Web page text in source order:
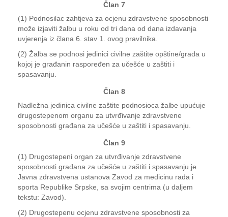
Član 7
(1) Podnosilac zahtjeva za ocjenu zdravstvene sposobnosti
može izjaviti žalbu u roku od tri dana od dana izdavanja
uvjerenja iz člana 6. stav 1. ovog pravilnika.
(2) Žalba se podnosi jedinici civilne zaštite opštine/grada u
kojoj je građanin raspoređen za učešće u zaštiti i
spasavanju.
Član 8
Nadležna jedinica civilne zaštite podnosioca žalbe upućuje
drugostepenom organu za utvrđivanje zdravstvene
sposobnosti građana za učešće u zaštiti i spasavanju.
Član 9
(1) Drugostepeni organ za utvrđivanje zdravstvene
sposobnosti građana za učešće u zaštiti i spasavanju je
Javna zdravstvena ustanova Zavod za medicinu rada i
sporta Republike Srpske, sa svojim centrima (u daljem
tekstu: Zavod).
(2) Drugostepenu ocjenu zdravstvene sposobnosti za